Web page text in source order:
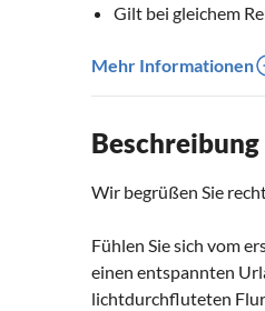
Gilt bei gleichem
Mehr Informationen
Beschreibung
Wir begrüßen Sie
Fühlen Sie sich vom
einen entspannten
lichtdurchfluteten Flur